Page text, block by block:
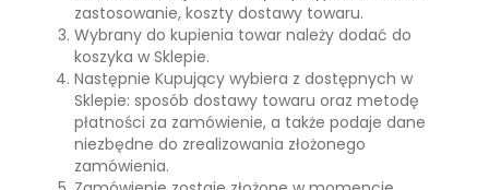
zastosowanie, koszty dostawy towaru.
Wybrany do kupienia towar należy dodać do
koszyka w Sklepie.
Następnie Kupujący wybiera z dostępnych w
Sklepie: sposób dostawy towaru oraz metodę
płatności za zamówienie, a także podaje dane
niezbędne do zrealizowania złożonego
zamówienia.